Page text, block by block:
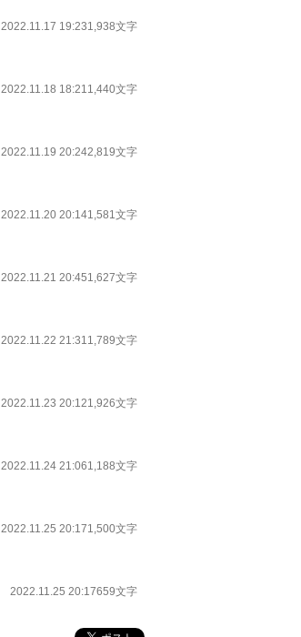
2022.11.17 19:231,938文字
2022.11.18 18:211,440文字
2022.11.19 20:242,819文字
2022.11.20 20:141,581文字
2022.11.21 20:451,627文字
2022.11.22 21:311,789文字
2022.11.23 20:121,926文字
2022.11.24 21:061,188文字
2022.11.25 20:171,500文字
2022.11.25 20:17659文字